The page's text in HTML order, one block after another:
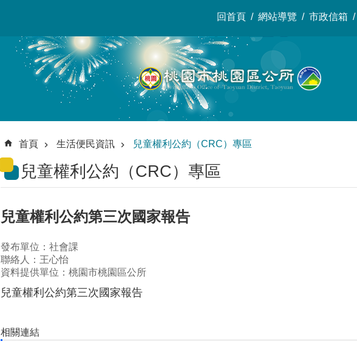
回首頁 網站導覽 市政信箱
首頁 生活便民資訊 兒童權利公約（CRC）專區
兒童權利公約（CRC）專區
兒童權利公約第三次國家報告
發布單位：社會課
聯絡人：王心怡
資料提供單位：桃園市桃園區公所
兒童權利公約第三次國家報告
相關連結